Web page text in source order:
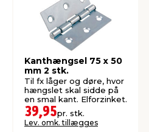
Kanthængsel 75 x 50
mm 2 stk.
Til fx låger og døre, hvor
hængslet skal sidde på
en smal kant. Elforzinket.
39,95pr. stk.
Lev. omk. tillægges